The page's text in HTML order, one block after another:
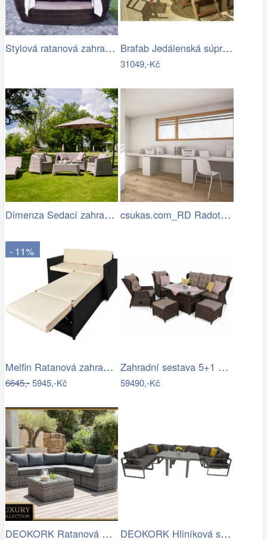
Stylová ratanová zahradní postel se… Brafab Jedálenská súprava EVERTON Mdum
31049,-Kč
Dimenza Sedací zahradní souprava… csukas.com_RD Radotin_020.jpg
- 11%
Melfin Ratanová zahradní sestava VENDY…
6645,-5945,-Kč
Zahradní sestava 5+1 polyratan / látka
59490,-Kč
DEOKORK Ratanová modulová sestava… DEOKORK Hliníková sestava jídelní pro 8…